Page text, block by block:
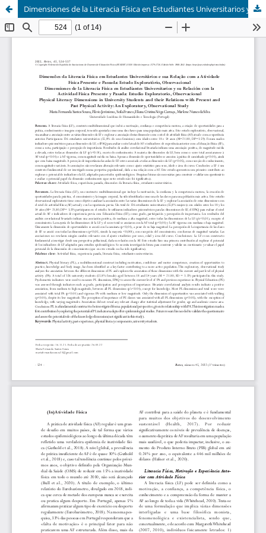
Dimensiones de la Literacia Física en Estudiantes Universitarios y su Relación con la Actividad Física Presente y Pasada: Estudio Exploratorio, Observacional (Physical Literacy Dimensions in University Students and their Relations with Present and Past P